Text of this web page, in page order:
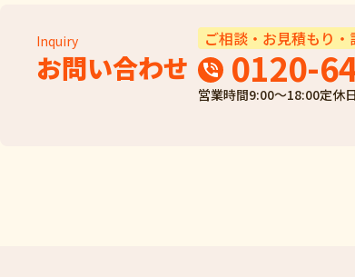
お問い合わせ
Inquiry ご相談・お見積もり・
0120-
営業時間9:00～18:00定休日